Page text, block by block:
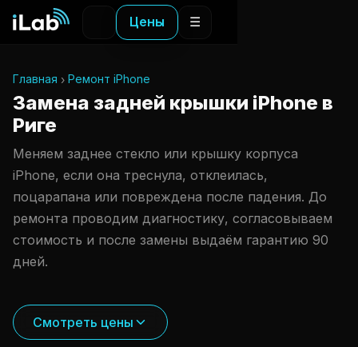
Цены ☰
Главная Ремонт iPhone
Замена задней крышки iPhone в
Риге
Меняем заднее стекло или крышку корпуса
iPhone, если она треснула, отклеилась,
поцарапана или повреждена после падения. До
ремонта проводим диагностику, согласовываем
стоимость и после замены выдаём гарантию 90
дней.
Смотреть цены